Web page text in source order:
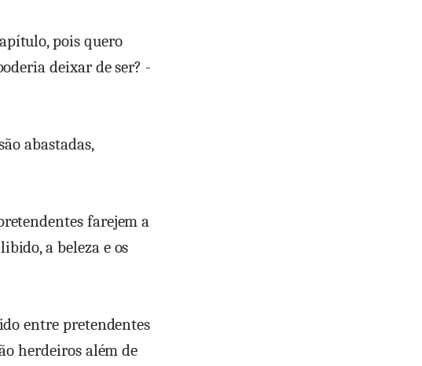
pois quero
deixar de ser? -
abastadas,
farejem a
a beleza e os
entre pretendentes
herdeiros além de